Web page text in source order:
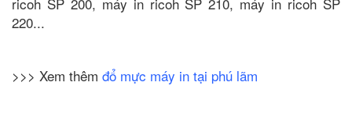
220...
>>> Xem thêm đổ mực máy in tại phú lãm